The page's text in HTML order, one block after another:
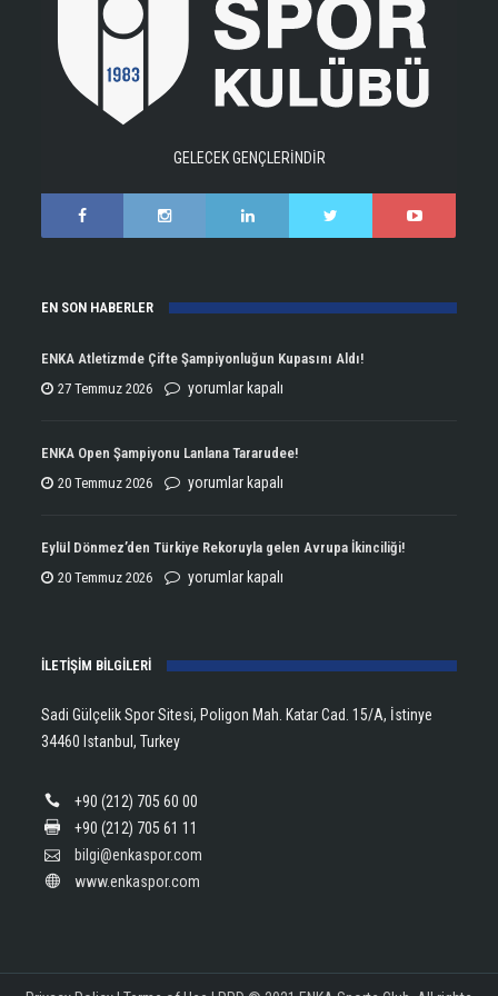
GELECEK GENÇLERİNDİR
EN SON HABERLER
ENKA Atletizmde Çifte Şampiyonluğun Kupasını Aldı!
27 Temmuz 2026
ENKA
Çifte
Şampiyonluğun
yorumlar kapalı
ENKA Open Şampiyonu Lanlana Tararudee!
20 Temmuz 2026
ENKA
Şampiyonu
Lanlana
yorumlar kapalı
Eylül Dönmez’den Türkiye Rekoruyla gelen Avrupa İkinciliği!
20 Temmuz 2026
Eylül
Rekoruyla
Avrupa
yorumlar kapalı
İLETİŞİM BİLGİLERİ
Sadi Gülçelik Spor Sitesi, Poligon Mah. Katar Cad. 15/A, İstinye
34460 Istanbul, Turkey
+90 (212) 705 60 00
+90 (212) 705 61 11
bilgi@enkaspor.com
www.enkaspor.com